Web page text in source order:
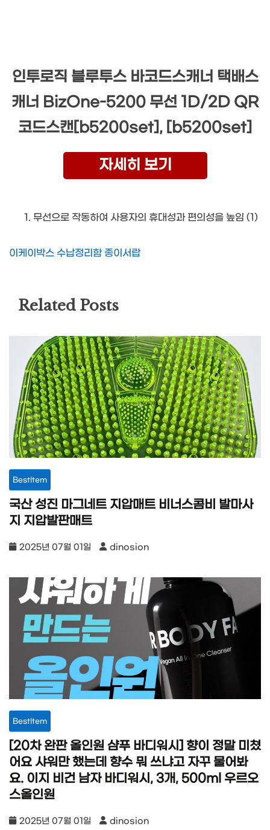
인투로직 블루투스 바코드스캐너 택배스
캐너 BizOne-5200 무선 1D/2D QR
코드스캔[b5200set], [b5200set]
자세히 보기
무선으로 작동하여 사용자의 휴대성과 편의성을 높임 (1)
이케이박스 수납정리함 종이서랍
Related Posts
BestItem
국산 성진 마그네트 지압매트 비너스콤비 발마사
지 지압발판매트
2025년 07월 01일 dinosion
BestItem
[20차 완판 올인원 샴푸 바디워시] 향이 정말 미쳤
어요 샤워만 했는데 향수 뭐 쓰냐고 자꾸 물어봐
요. 이지 비건 남자 바디워시, 3개, 500ml 우르오
스올인원
2025년 07월 01일 dinosion